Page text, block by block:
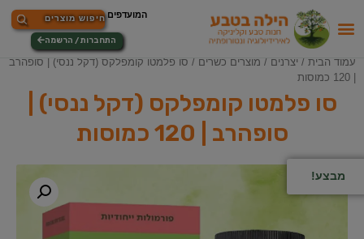
התחברות / הרשמה
עמוד הבית / יצרנים / מוצרים כשרים / סו פלמטו קומפלקס (דקל ננסי) | סופהרב
סו פלמטו קומפלקס (דקל ננסי) |
סופהרב | 120 כמוסות
מבצע!